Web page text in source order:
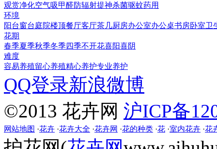
观赏净化空气吸甲醛防辐射提神杀菌驱蚊药用
环境
阳台窗台庭院楼顶餐厅客厅茶几厨房办公室办公桌书房卧室卫
花期
春季夏季秋季冬季四季不开花喜阳喜阴
难度
容易养殖留心养殖精心养护专业养护
QQ登录新浪微博
©2013 花卉网 沪ICP备
网站地图 ·花卉 ·花卉大全 ·花卉网 ·花的种类 ·花 ·室内花卉 ·花